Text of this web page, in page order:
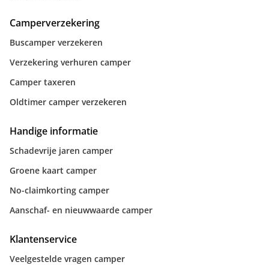
Camperverzekering
Buscamper verzekeren
Verzekering verhuren camper
Camper taxeren
Oldtimer camper verzekeren
Handige informatie
Schadevrije jaren camper
Groene kaart camper
No-claimkorting camper
Aanschaf- en nieuwwaarde camper
Klantenservice
Veelgestelde vragen camper